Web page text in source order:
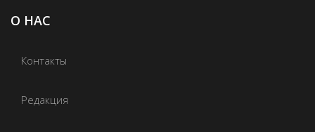
О НАС
Контакты
Редакция